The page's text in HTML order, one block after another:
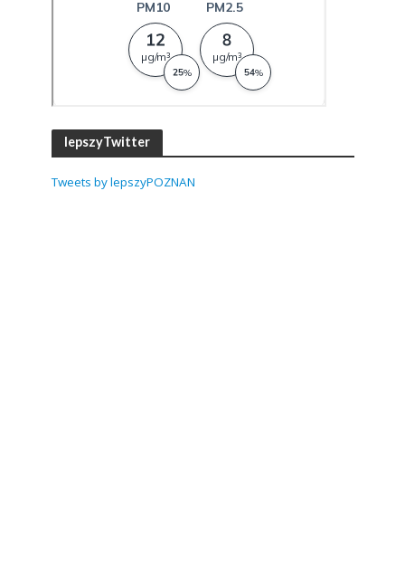
lepszyTwitter
Tweets by lepszyPOZNAN